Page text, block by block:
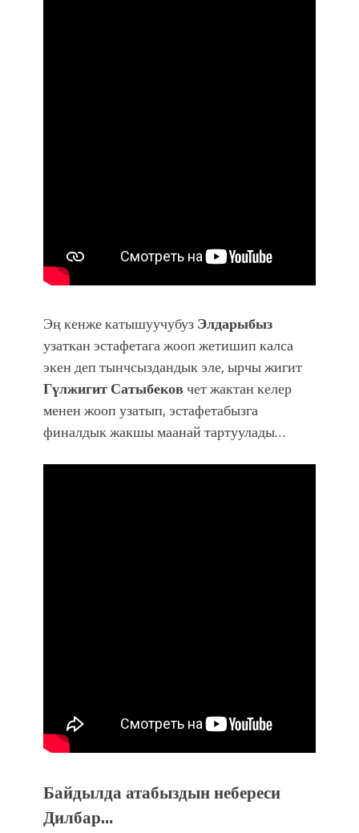
Эң кенже катышуучубузЭлдарыбыз
узаткан эстафетага жооп жетишип калса
экен деп тынчсыздандык эле, ырчы жигит
Гүлжигит Сатыбековчет жактан келер
менен жооп узатып, эстафетабызга
финалдык жакшы маанай тартуулады…
Байдылда атабыздын небереси
Дилбар…